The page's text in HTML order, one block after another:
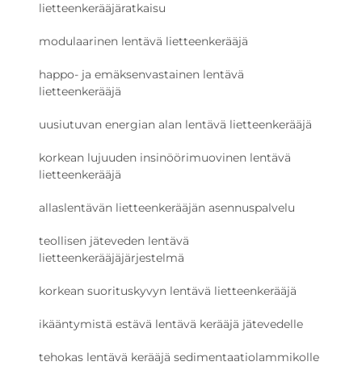
lietteenkerääjäratkaisu
modulaarinen lentävä lietteenkerääjä
happo- ja emäksenvastainen lentävä
lietteenkerääjä
uusiutuvan energian alan lentävä lietteenkerääjä
korkean lujuuden insinöörimuovinen lentävä
lietteenkerääjä
allaslentävän lietteenkerääjän asennuspalvelu
teollisen jäteveden lentävä
lietteenkerääjäjärjestelmä
korkean suorituskyvyn lentävä lietteenkerääjä
ikääntymistä estävä lentävä kerääjä jätevedelle
tehokas lentävä kerääjä sedimentaatiolammikolle